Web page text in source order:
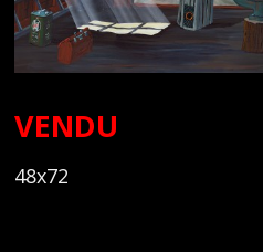
VENDU
48x72